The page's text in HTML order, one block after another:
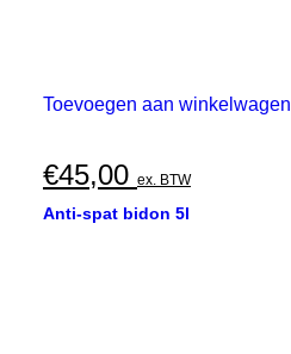
Toevoegen aan winkelwagen
€45,00 ex. BTW
Anti-spat bidon 5l